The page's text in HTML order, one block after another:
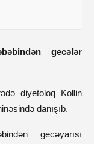
gecələr
diyetoloq Kollin
danışıb.
gecəyarısı